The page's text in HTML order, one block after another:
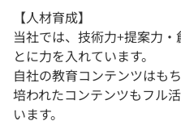
【人材育成】
当社では、技術力+提案力
とに力を入れています。
自社の教育コンテンツはも
培われたコンテンツもフル
います。